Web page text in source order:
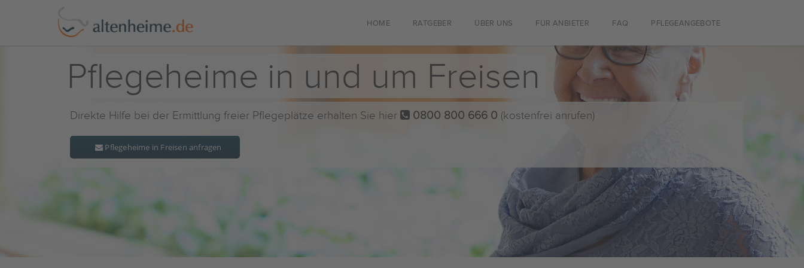
HOME RATGEBER ÜBER UNS FÜR ANBIETER FAQ PFLEGEANGEBOTE
Pflegeheime in und um Freisen
Direkte Hilfe bei der Ermittlung freier Pflegeplätze erhalten Sie hier 0800 800 666 0 (kostenfrei anrufen)
Pflegeheime in Freisen anfragen